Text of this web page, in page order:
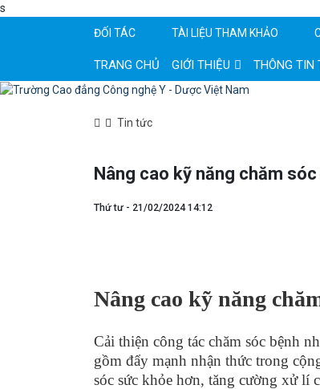
s
ĐỐI TÁC
TÀI LIỆU THAM KHẢO
TRANG CHỦ GIỚI THIỆU THÔNG TIN
Tin tức
Nâng cao kỹ năng chăm
Thứ tư - 21/02/2024 14:12
Nâng cao kỹ năng
Cải thiện công tác chăm sóc bệnh
gồm đẩy mạnh nhận thức trong
sóc sức khỏe hơn, tăng cường xử lí